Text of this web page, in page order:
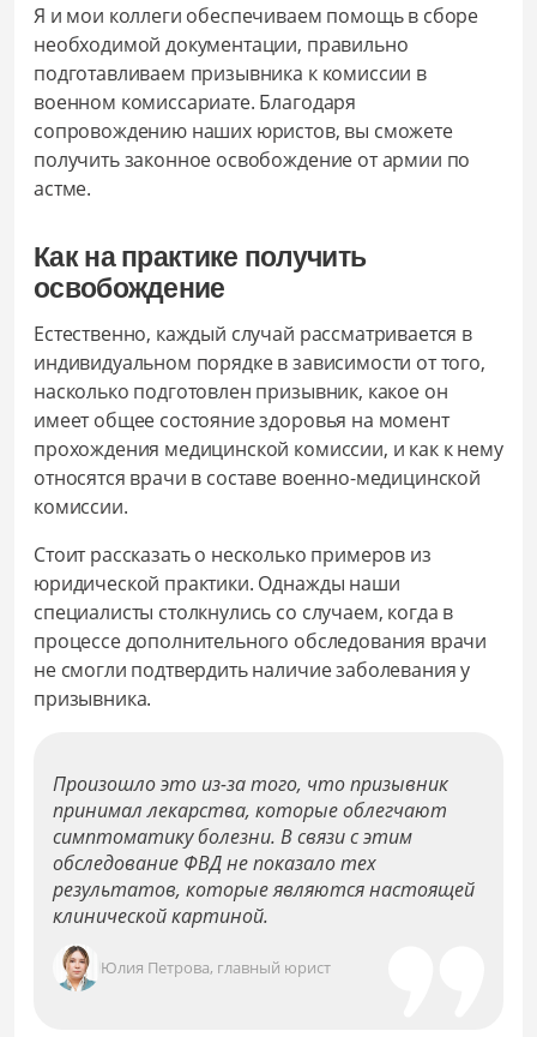
Я и мои коллеги обеспечиваем помощь в сборе
необходимой документации, правильно
подготавливаем призывника к комиссии в
военном комиссариате. Благодаря
сопровождению наших юристов, вы сможете
получить законное освобождение от армии по
астме.
Как на практике получить
освобождение
Естественно, каждый случай рассматривается в
индивидуальном порядке в зависимости от того,
насколько подготовлен призывник, какое он
имеет общее состояние здоровья на момент
прохождения медицинской комиссии, и как к нему
относятся врачи в составе военно-медицинской
комиссии.
Стоит рассказать о несколько примеров из
юридической практики. Однажды наши
специалисты столкнулись со случаем, когда в
процессе дополнительного обследования врачи
не смогли подтвердить наличие заболевания у
призывника.
Произошло это из-за того, что призывник
принимал лекарства, которые облегчают
симптоматику болезни. В связи с этим
обследование ФВД не показало тех
результатов, которые являются настоящей
клинической картиной.
Юлия Петрова, главный юрист